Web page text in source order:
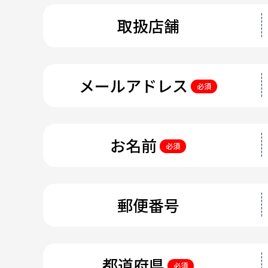
取扱店舗
メールアドレス 必須
お名前 必須
郵便番号
必須